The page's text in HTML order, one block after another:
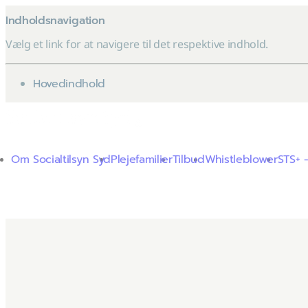
Indholdsnavigation
Vælg et link for at navigere til det respektive indhold.
gå til
Hovedindhold
Om Socialtilsyn SydPlejefamilierTilbudWhistleblower